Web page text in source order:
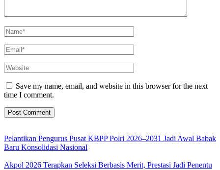
Save my name, email, and website in this browser for the next
time I comment.
Pelantikan Pengurus Pusat KBPP Polri 2026–2031 Jadi Awal Babak
Baru Konsolidasi Nasional
Akpol 2026 Terapkan Seleksi Berbasis Merit, Prestasi Jadi Penentu